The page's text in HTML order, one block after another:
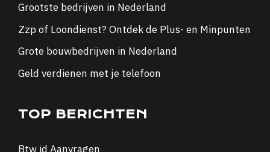
Grootste bedrijven in Nederland
Zzp of Loondienst? Ontdek de Plus- en Minpunten
Grote bouwbedrijven in Nederland
Geld verdienen met je telefoon
TOP BERICHTEN
Btw id Aanvragen